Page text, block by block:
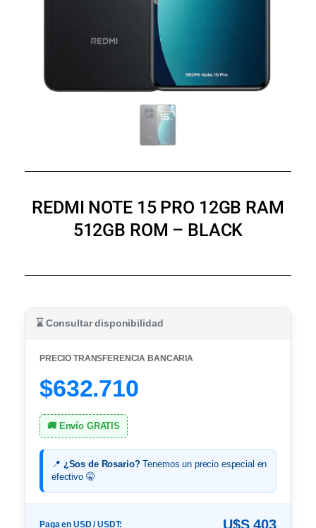
REDMI NOTE 15 PRO 12GB RAM
512GB ROM – BLACK
⌛ Consultar disponibilidad
PRECIO TRANSFERENCIA BANCARIA
$632.710
🚚 Envío GRATIS
📍 ¿Sos de Rosario?Tenemos un precio especial en
efectivo 🤫
Paga en USD / USDT: U$S 403